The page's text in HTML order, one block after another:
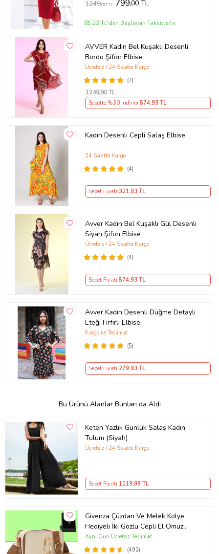
1249,00 TL 799,00 TL
85,22 TL'den Başlayan Taksitlerle
AVVER Kadın Bel Kuşaklı Desenli
Bordo Şifon Elbise
(7)
Ücretsiz / 24 Saatte Kargo
1249,90 TL
Sepette %30 İndirim 874,93 TL
Kadın Desenli Cepli Salaş Elbise
(4)
24 Saatte Kargo
Sepet Fiyatı 321,93 TL
Avver Kadın Bel Kuşaklı Gül Desenli
Siyah Şifon Elbise
(4)
Ücretsiz / 24 Saatte Kargo
Sepet Fiyatı 874,93 TL
Avver Kadın Desenli Düğme Detaylı
Eteği Fırfırlı Elbise
(5)
Kargo ile Teslimat
Sepet Fiyatı 279,93 TL
Bu Ürünü Alanlar Bunları da Aldı
Keten Yazlık Günlük Salaş Kadın
Tulum (Siyah)
Ücretsiz / 24 Saatte Kargo
Sepet Fiyatı 1119,99 TL
Givenza Çüzdan Ve Melek Kolye
Hediyeli İki Gözlü Cepli El Omuz
Çanta (Krem)
(492)
Aynı Gün Ücretsiz Teslimat